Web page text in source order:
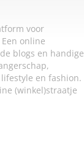
voor
online
blogs en handige
en fashion.
(winkel)straatje